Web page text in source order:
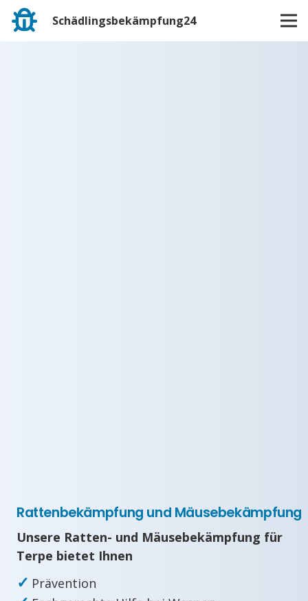
Schädlingsbekämpfung24
Rattenbekämpfung und Mäusebekämpfung
Unsere Ratten- und Mäusebekämpfung für
Terpe bietet Ihnen
✓ Prävention